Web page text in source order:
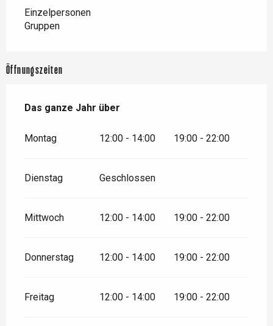
Einzelpersonen
Gruppen
Öffnungszeiten
Das ganze Jahr über
Das ganze Jahr über
Montag 12:00 - 14:00 19:00 - 22:00
Dienstag Geschlossen
Mittwoch 12:00 - 14:00 19:00 - 22:00
Donnerstag 12:00 - 14:00 19:00 - 22:00
Freitag 12:00 - 14:00 19:00 - 22:00